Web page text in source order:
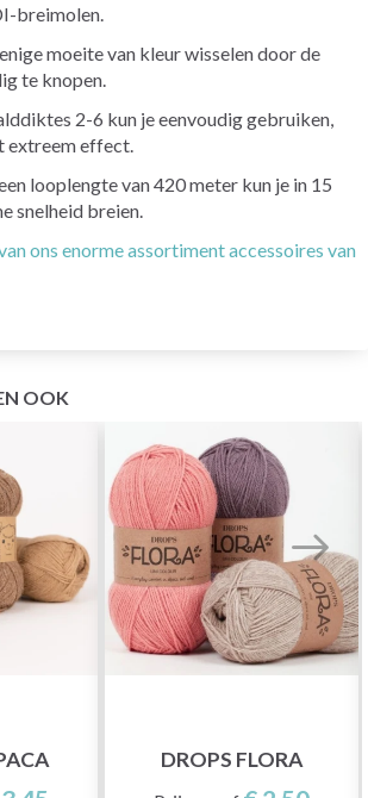
breimolen.
moeite van kleur wisselen door de
te knopen.
2-6 kun je eenvoudig gebruiken,
extreem effect.
looplengte van 420 meter kun je in 15
snelheid breien.
ons enorme assortiment accessoires van
OOK
DROPS FLORA